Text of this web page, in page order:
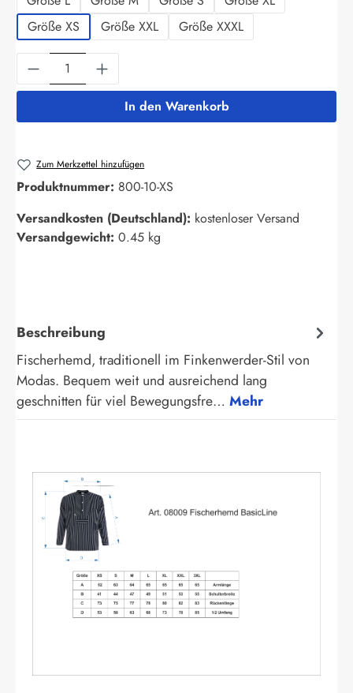
Größe XS
Größe XXL Größe XXXL
Produkt Anzahl: Gib den gewünschten
In den Warenkorb
Zum Merkzettel hinzufügen
Produktnummer: 800-10-XS
Versandkosten (Deutschland): kostenloser Versand
Versandgewicht: 0.45 kg
Beschreibung
Fischerhemd, traditionell im Finkenwerder-Stil von
Modas. Bequem weit und ausreichend lang
geschnitten für viel Bewegungsfre… Mehr